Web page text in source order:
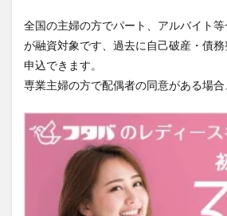
全国の主婦の方でパート、アルバイト
が融資対象です、過去に自己破産・債
申込できます。
専業主婦の方で配偶者の同意がある場合